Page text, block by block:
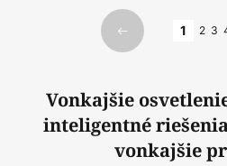
Predchádzajúci
1 2 3
Vonkajšie
inteligentné
vonkajšie